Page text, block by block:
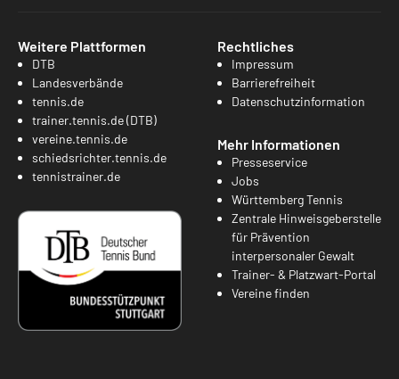
Weitere Plattformen
DTB
Landesverbände
tennis.de
trainer.tennis.de (DTB)
vereine.tennis.de
schiedsrichter.tennis.de
tennistrainer.de
Rechtliches
Impressum
Barrierefreiheit
Datenschutzinformation
Mehr Informationen
Presseservice
Jobs
Württemberg Tennis
Zentrale Hinweisgeberstelle
für Prävention
interpersonaler Gewalt
Trainer- & Platzwart-Portal
Vereine finden